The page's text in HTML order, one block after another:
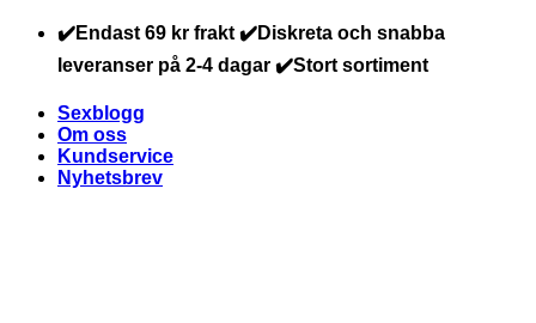
Skip
content
✔️Endast 69 kr frakt ✔️Diskreta och snabba
leveranser på 2-4 dagar ✔️Stort sortiment
Sexblogg
Om oss
Kundservice
Nyhetsbrev